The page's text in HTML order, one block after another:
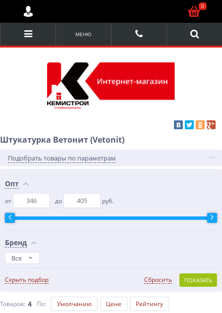
МЕНЮ
Штукатурка Ветонит (Vetonit)
Подобрать товары по параметрам
Опт
от до руб.
Бренд
Все
Скрыть подбор ПОКАЗАТЬ
Сбросить
Товаров: 4 По: Умолчанию Цене Рейтингу
0